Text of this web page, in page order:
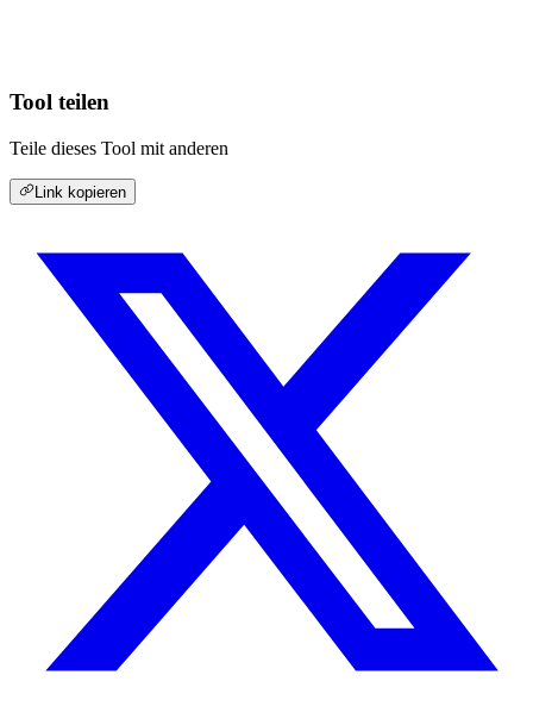
Tool teilen
Teile dieses Tool mit anderen
Link kopieren